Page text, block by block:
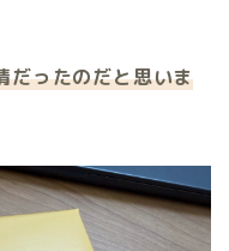
だったのだと思いま